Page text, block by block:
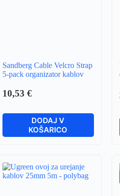
Sandberg Cable Velcro Strap
5-pack organizator kablov
10,53 €
DODAJ V
KOŠARICO